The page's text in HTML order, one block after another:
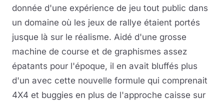
donnée d'une expérience de jeu tout public dans
un domaine où les jeux de rallye étaient portés
jusque là sur le réalisme. Aidé d'une grosse
machine de course et de graphismes assez
épatants pour l'époque, il en avait bluffés plus
d'un avec cette nouvelle formule qui comprenait
4X4 et buggies en plus de l'approche caisse sur